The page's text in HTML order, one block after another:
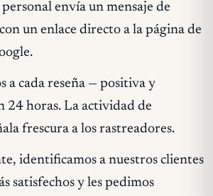
envía un mensaje de
un enlace directo a la página de
a cada reseña — positiva y
24 horas. La actividad de
frescura a los rastreadores.
identificamos a nuestros clientes
satisfechos y les pedimos